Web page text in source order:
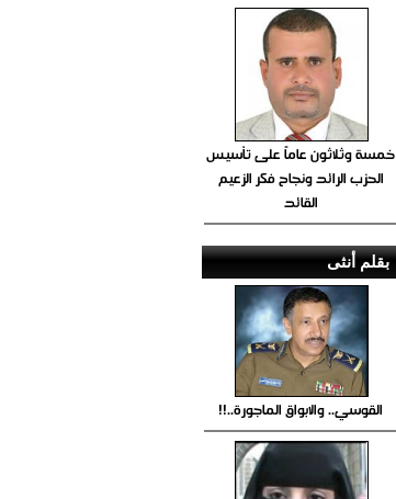
خمسة وثلاثون عاماً على تأسيس
الحزب الرائد ونجاح فكر الزعيم
القائد
بقلم أنثى
القوسي.. والابواق الماجورة..!!